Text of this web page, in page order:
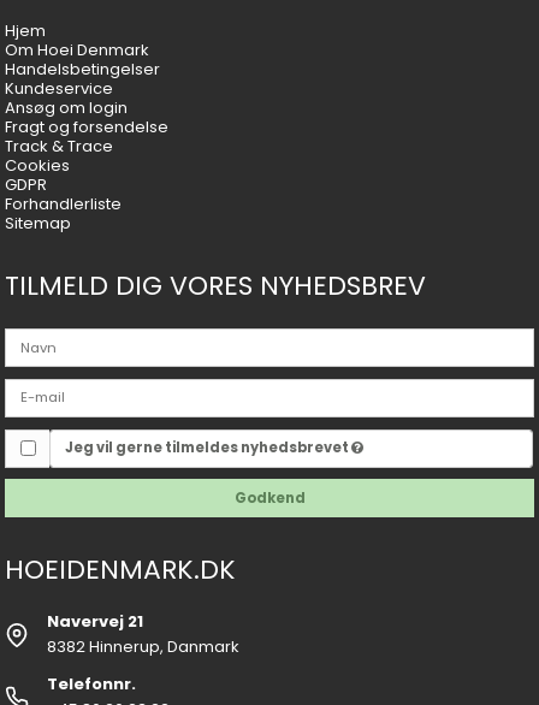
Hjem
Om Hoei Denmark
Handelsbetingelser
Kundeservice
Ansøg om login
Fragt og forsendelse
Track & Trace
Cookies
GDPR
Forhandlerliste
Sitemap
TILMELD DIG VORES NYHEDSBREV
Jeg vil gerne tilmeldes nyhedsbrevet
Godkend
HOEIDENMARK.DK
Navervej 21
8382 Hinnerup, Danmark
Telefonnr.